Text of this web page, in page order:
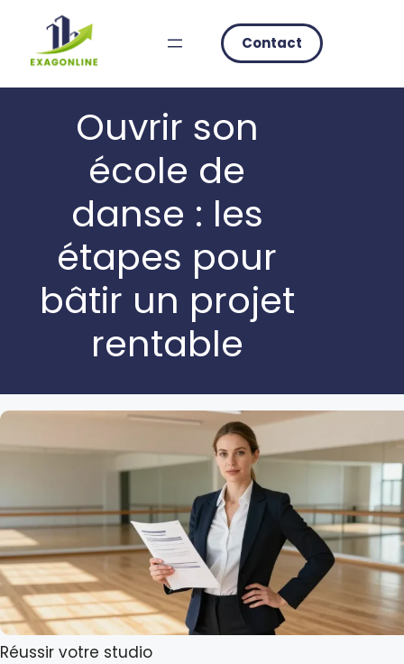
content
Contact
Ouvrir son
école de
danse : les
étapes pour
bâtir un projet
rentable
Réussir votre studio